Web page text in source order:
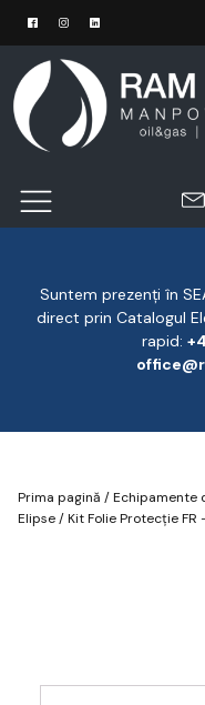
Suntem prezenți în
direct prin Catalogul
rapid:
Prima pagină /Echipamente
Elipse/ Kit Folie Protecție FR